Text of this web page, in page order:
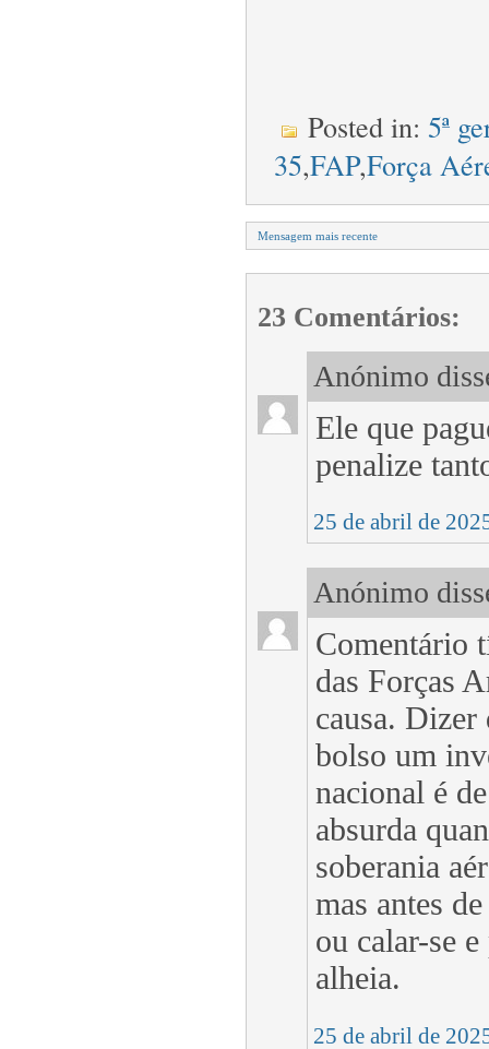
Posted in: 5ª
35,FAP,Força
Mensagem mais recente
23 Comentários:
Anónimo
Ele que
penalize
25 de abril de
Anónimo
Comentário
das Forças
causa.
bolso um
nacional é
absurda
soberania
mas antes
ou calar-se
alheia.
25 de abril de